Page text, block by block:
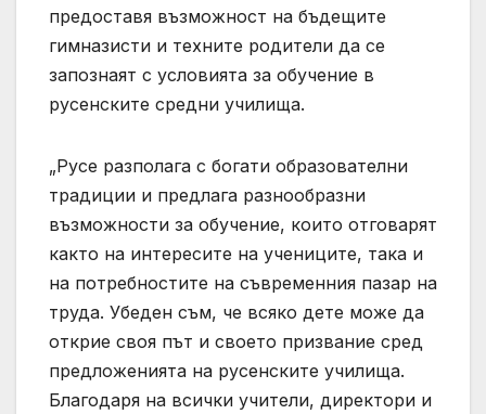
предоставя възможност на бъдещите
гимназисти и техните родители да се
запознаят с условията за обучение в
русенските средни училища.
„Русе разполага с богати образователни
традиции и предлага разнообразни
възможности за обучение, които отговарят
както на интересите на учениците, така и
на потребностите на съвременния пазар на
труда. Убеден съм, че всяко дете може да
открие своя път и своето призвание сред
предложенията на русенските училища.
Благодаря на всички учители, директори и